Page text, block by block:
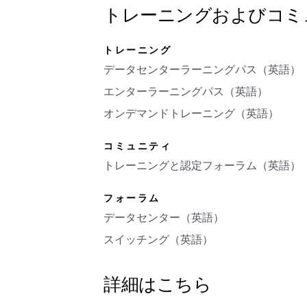
トレーニングおよびコ
トレーニング
データセンターラーニングパス（英語）
エンターラーニングパス（英語）
オンデマンドトレーニング（英語）
コミュニティ
トレーニングと認定フォーラム（英語）
フォーラム
データセンター（英語）
スイッチング（英語）
詳細はこちら